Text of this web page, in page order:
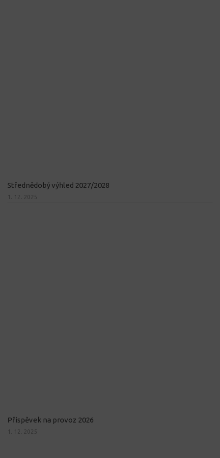
Střednědobý výhled 2027/2028
1. 12. 2025
Příspěvek na provoz 2026
1. 12. 2025